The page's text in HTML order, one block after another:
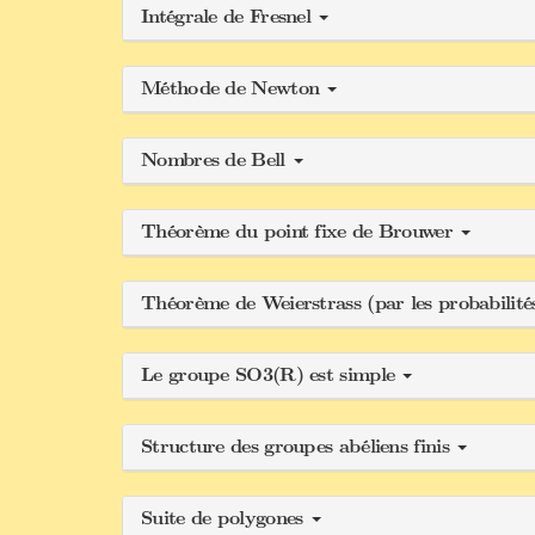
Intégrale de Fresnel
Méthode de Newton
Nombres de Bell
Théorème du point fixe de Brouwer
Théorème de Weierstrass (par les
Le groupe SO3(R) est simple
Structure des groupes abéliens finis
Suite de polygones